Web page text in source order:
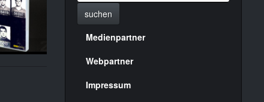
suchen
Menülinks
rechte
Seite
Medienpartner
Webpartner
Impressum